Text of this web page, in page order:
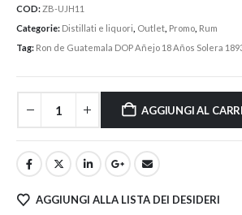
COD:ZB-UJH11
Categorie: Distillati e liquori Outlet Promo Rum
Tag: Ron de Guatemala DOP Añejo 18 Años Solera
AGGIUNGI AL
AGGIUNGI ALLA LISTA DEI DESIDERI